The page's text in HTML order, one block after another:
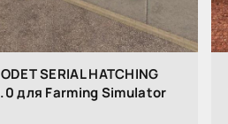
SERIAL HATCHING
для Farming Simulator